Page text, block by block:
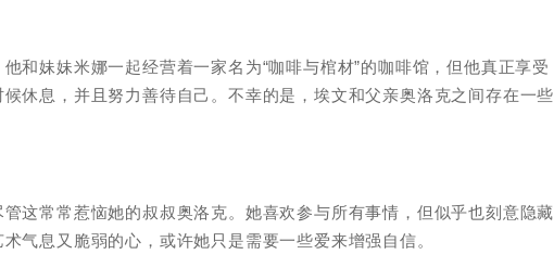
和妹妹米娜一起经营着一家名为“咖啡与棺材”的咖啡馆，但他真正享受
休息，并且努力善待自己。不幸的是，埃文和父亲奥洛克之间存在一些
这常常惹恼她的叔叔奥洛克。她喜欢参与所有事情，但似乎也刻意隐藏
气息又脆弱的心，或许她只是需要一些爱来增强自信。